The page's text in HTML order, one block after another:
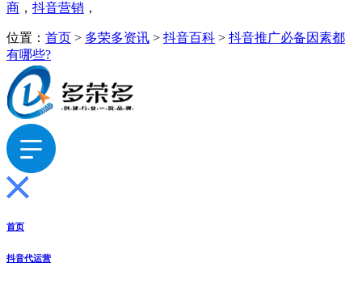
商 ， 抖音营销 ，
位置： 首页 > 多荣多资讯 > 抖音百科 > 抖音推广必备因素都
有哪些?
首页
抖音代运营